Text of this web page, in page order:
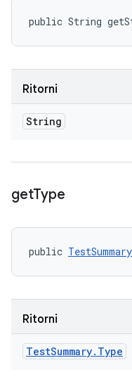
public String
Ritorni
String
getType
public
Ritorni
TestSummary. Type